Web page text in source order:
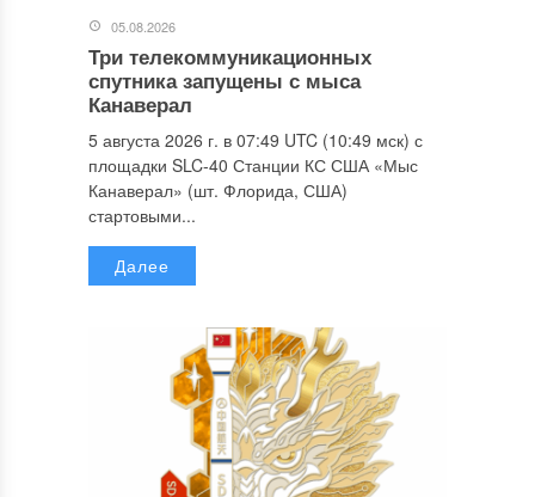
05.08.2026
Три телекоммуникационных
спутника запущены с мыса
Канаверал
5 августа 2026 г. в 07:49 UTC (10:49 мск) с
площадки SLC-40 Станции КС США «Мыс
Канаверал» (шт. Флорида, США)
стартовыми...
Далее